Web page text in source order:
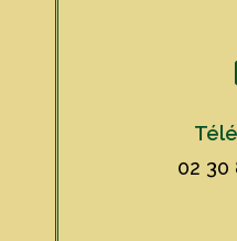
02 30